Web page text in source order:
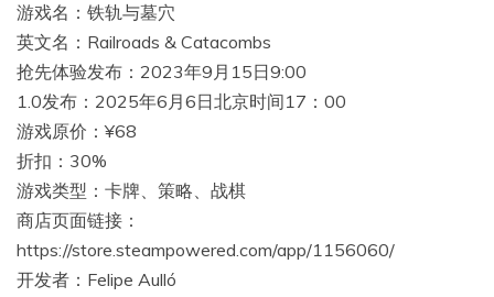
游戏名：铁轨与墓穴
英文名：Railroads & Catacombs
抢先体验发布：2023年9月15日9:00
1.0发布：2025年6月6日北京时间17：00
游戏原价：¥68
折扣：30%
游戏类型：卡牌、策略、战棋
商店页面链接：
https://store.steampowered.com/app/1156060/
开发者：Felipe Aulló